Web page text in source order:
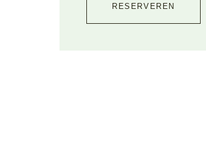
RESERVEREN